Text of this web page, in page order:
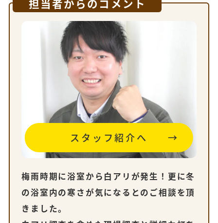
スタッフ紹介へ
梅雨時期に浴室から白アリが発生！更に冬
の浴室内の寒さが気になるとのご相談を頂
きました。